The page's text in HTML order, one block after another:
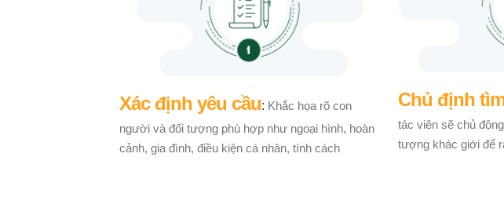
Xác định yêu cầu: Khắc họa rõ con
người và đối tượng phù hợp như ngoại hình, hoàn
cảnh, gia đình, điều kiện cá nhân, tính cách
Chủ định
tác viên sẽ chủ
tượng khác giới để